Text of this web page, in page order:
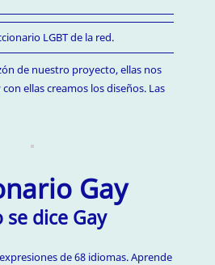
LGBT de la red.
de nuestro proyecto, ellas nos
ellas creamos los diseños. Las
Gay
se dice Gay
de 68 idiomas. Aprende